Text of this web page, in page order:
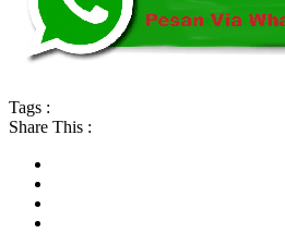
Tags :
Share This :